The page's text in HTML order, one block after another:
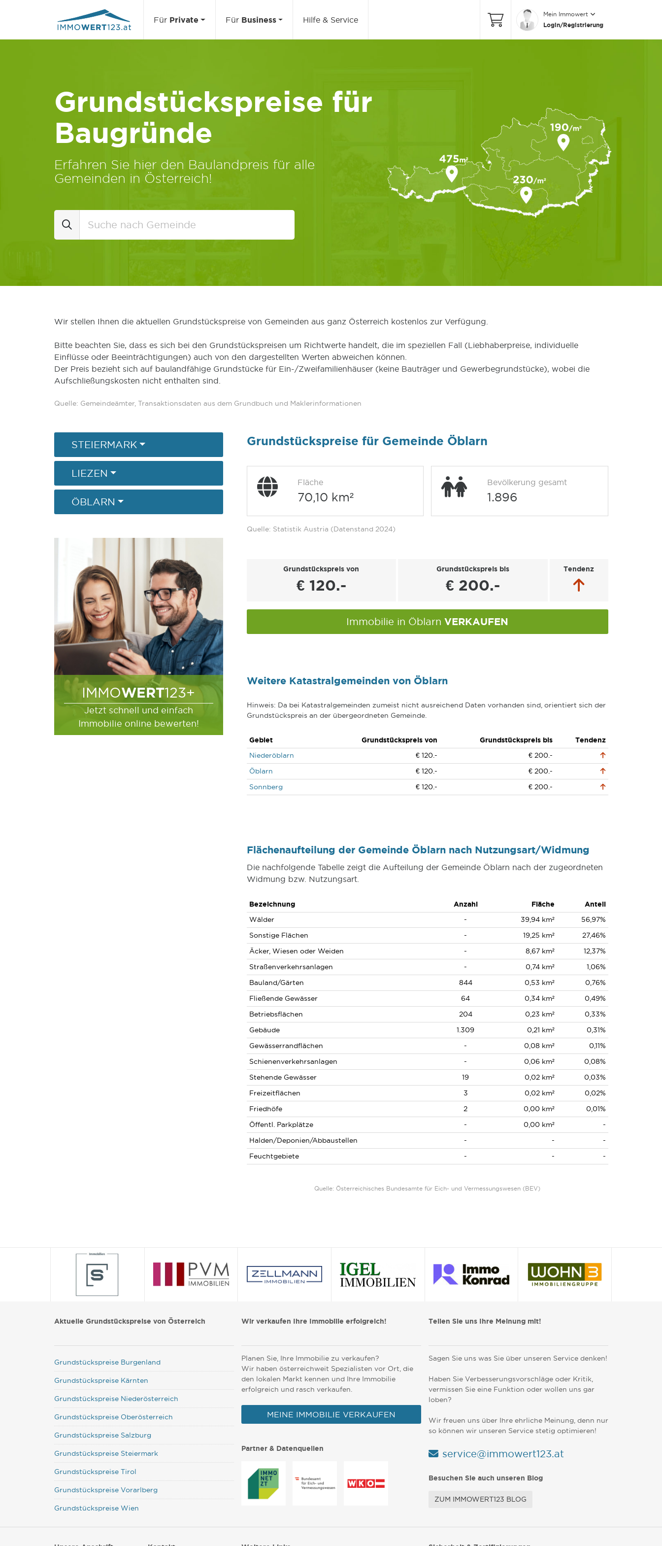
Für Private Für Business Hilfe & Service
Mein Immowert
Login/Registrierung
Grundstückspreise für
Baugründe
Erfahren Sie hier den Baulandpreis für alle
Gemeinden in Österreich!
Wir stellen Ihnen die aktuellen Grundstückspreise von Gemeinden aus ganz Österreich kostenlos zur Verfügung.
Bitte beachten Sie, dass es sich bei den Grundstückspreisen um Richtwerte handelt, die im speziellen Fall (Liebhaberpreise, individuelle
Einflüsse oder Beeinträchtigungen) auch von den dargestellten Werten abweichen können.
Der Preis bezieht sich auf baulandfähige Grundstücke für Ein-/Zweifamilienhäuser (keine Bauträger und Gewerbegrundstücke), wobei die
Aufschließungskosten nicht enthalten sind.
Quelle: Gemeindeämter, Transaktionsdaten aus dem Grundbuch und Maklerinformationen
STEIERMARK
LIEZEN
ÖBLARN
IMMOWERT123+
Jetzt schnell und einfach
Immobilie online bewerten!
Grundstückspreise für Gemeinde Öblarn
Fläche
70,10 km²
Bevölkerung gesamt
1.896
Quelle: Statistik Austria (Datenstand 2024)
Grundstückspreis von
€ 120.-
Grundstückspreis bis
€ 200.-
Tendenz
Immobilie in Öblarn VERKAUFEN
Weitere Katastralgemeinden von Öblarn
Hinweis: Da bei Katastralgemeinden zumeist nicht ausreichend Daten vorhanden sind, orientiert sich der
Grundstückspreis an der übergeordneten Gemeinde.
Gebiet Grundstückspreis von Grundstückspreis bis
Tendenz
Niederöblarn
€ 120.-
€ 200.-
Öblarn
€ 120.-
€ 200.-
Sonnberg
€ 120.- € 200.-
Flächenaufteilung der Gemeinde Öblarn nach Nutzungsart/Widmung
Die nachfolgende Tabelle zeigt die Aufteilung der Gemeinde Öblarn nach der zugeordneten
Widmung bzw. Nutzungsart.
Bezeichnung Anzahl Fläche
Anteil
Wälder
- 39,94 km²
56,97%
Sonstige Flächen
- 19,25 km²
27,46%
Äcker, Wiesen oder Weiden
- 8,67 km²
12,37%
Straßenverkehrsanlagen
- 0,74 km²
1,06%
Bauland/Gärten
844 0,53 km²
0,76%
Fließende Gewässer
64 0,34 km²
0,49%
Betriebsflächen
204 0,23 km²
0,33%
Gebäude
1.309 0,21 km²
0,31%
Gewässerrandflächen
- 0,08 km²
0,11%
Schienenverkehrsanlagen
- 0,06 km²
0,08%
Stehende Gewässer
19 0,02 km²
0,03%
Freizeitflächen
3 0,02 km²
0,02%
Friedhöfe
2 0,00 km²
0,01%
Öffentl. Parkplätze
- 0,00 km²
-
Halden/Deponien/Abbaustellen
- -
-
Feuchtgebiete
- - -
Quelle: Österreichisches Bundesamte für Eich- und Vermessungswesen (BEV)
Aktuelle Grundstückspreise von Österreich
Grundstückspreise Burgenland
Grundstückspreise Kärnten
Grundstückspreise Niederösterreich
Grundstückspreise Oberösterreich
Grundstückspreise Salzburg
Grundstückspreise Steiermark
Grundstückspreise Tirol
Grundstückspreise Vorarlberg
Grundstückspreise Wien
Wir verkaufen Ihre Immobilie erfolgreich!
Planen Sie, Ihre Immobilie zu verkaufen?
Wir haben österreichweit Spezialisten vor Ort, die
den lokalen Markt kennen und Ihre Immobilie
erfolgreich und rasch verkaufen.
MEINE IMMOBILIE VERKAUFEN
Partner & Datenquellen
Teilen Sie uns Ihre Meinung mit!
Sagen Sie uns was Sie über unseren Service denken!
Haben Sie Verbesserungsvorschläge oder Kritik,
vermissen Sie eine Funktion oder wollen uns gar
loben?
Wir freuen uns über Ihre ehrliche Meinung, denn nur
so können wir unseren Service stetig optimieren!
service@immowert123.at
Besuchen Sie auch unseren Blog
ZUM IMMOWERT123 BLOG